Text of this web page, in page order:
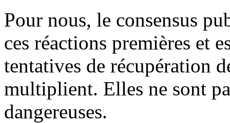
Pour nous, le consensus
ces réactions premières et
tentatives de récupération
multiplient. Elles ne sont
dangereuses.